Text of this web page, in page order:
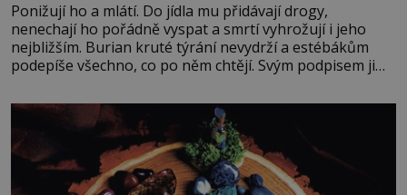
Ponižují ho a mlátí. Do jídla mu přidávají drogy,
nenechají ho pořádně vyspat a smrtí vyhrožují i jeho
nejbližším. Burian kruté týrání nevydrží a estébákům
podepíše všechno, co po něm chtějí. Svým podpisem jim
fyzický ani psychický nátlak. Syn brněnského řezníka
chce být knězem a